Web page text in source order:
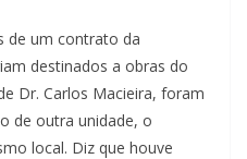
de um contrato da
destinados a obras do
Dr. Carlos Macieira, foram
de outra unidade, o
local. Diz que houve